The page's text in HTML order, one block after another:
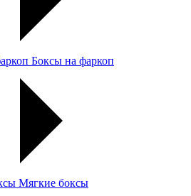
Боксы на фаркоп
Мягкие боксы